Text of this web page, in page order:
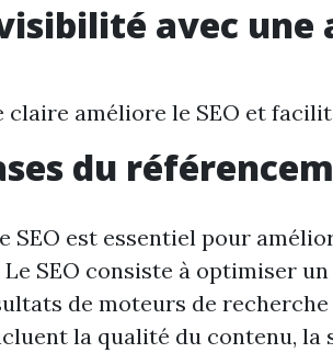
avec une
améliore le SEO et
du
SEO est essentiel pour
SEO consiste à optimiser
de moteurs de recherche
la qualité du contenu, la